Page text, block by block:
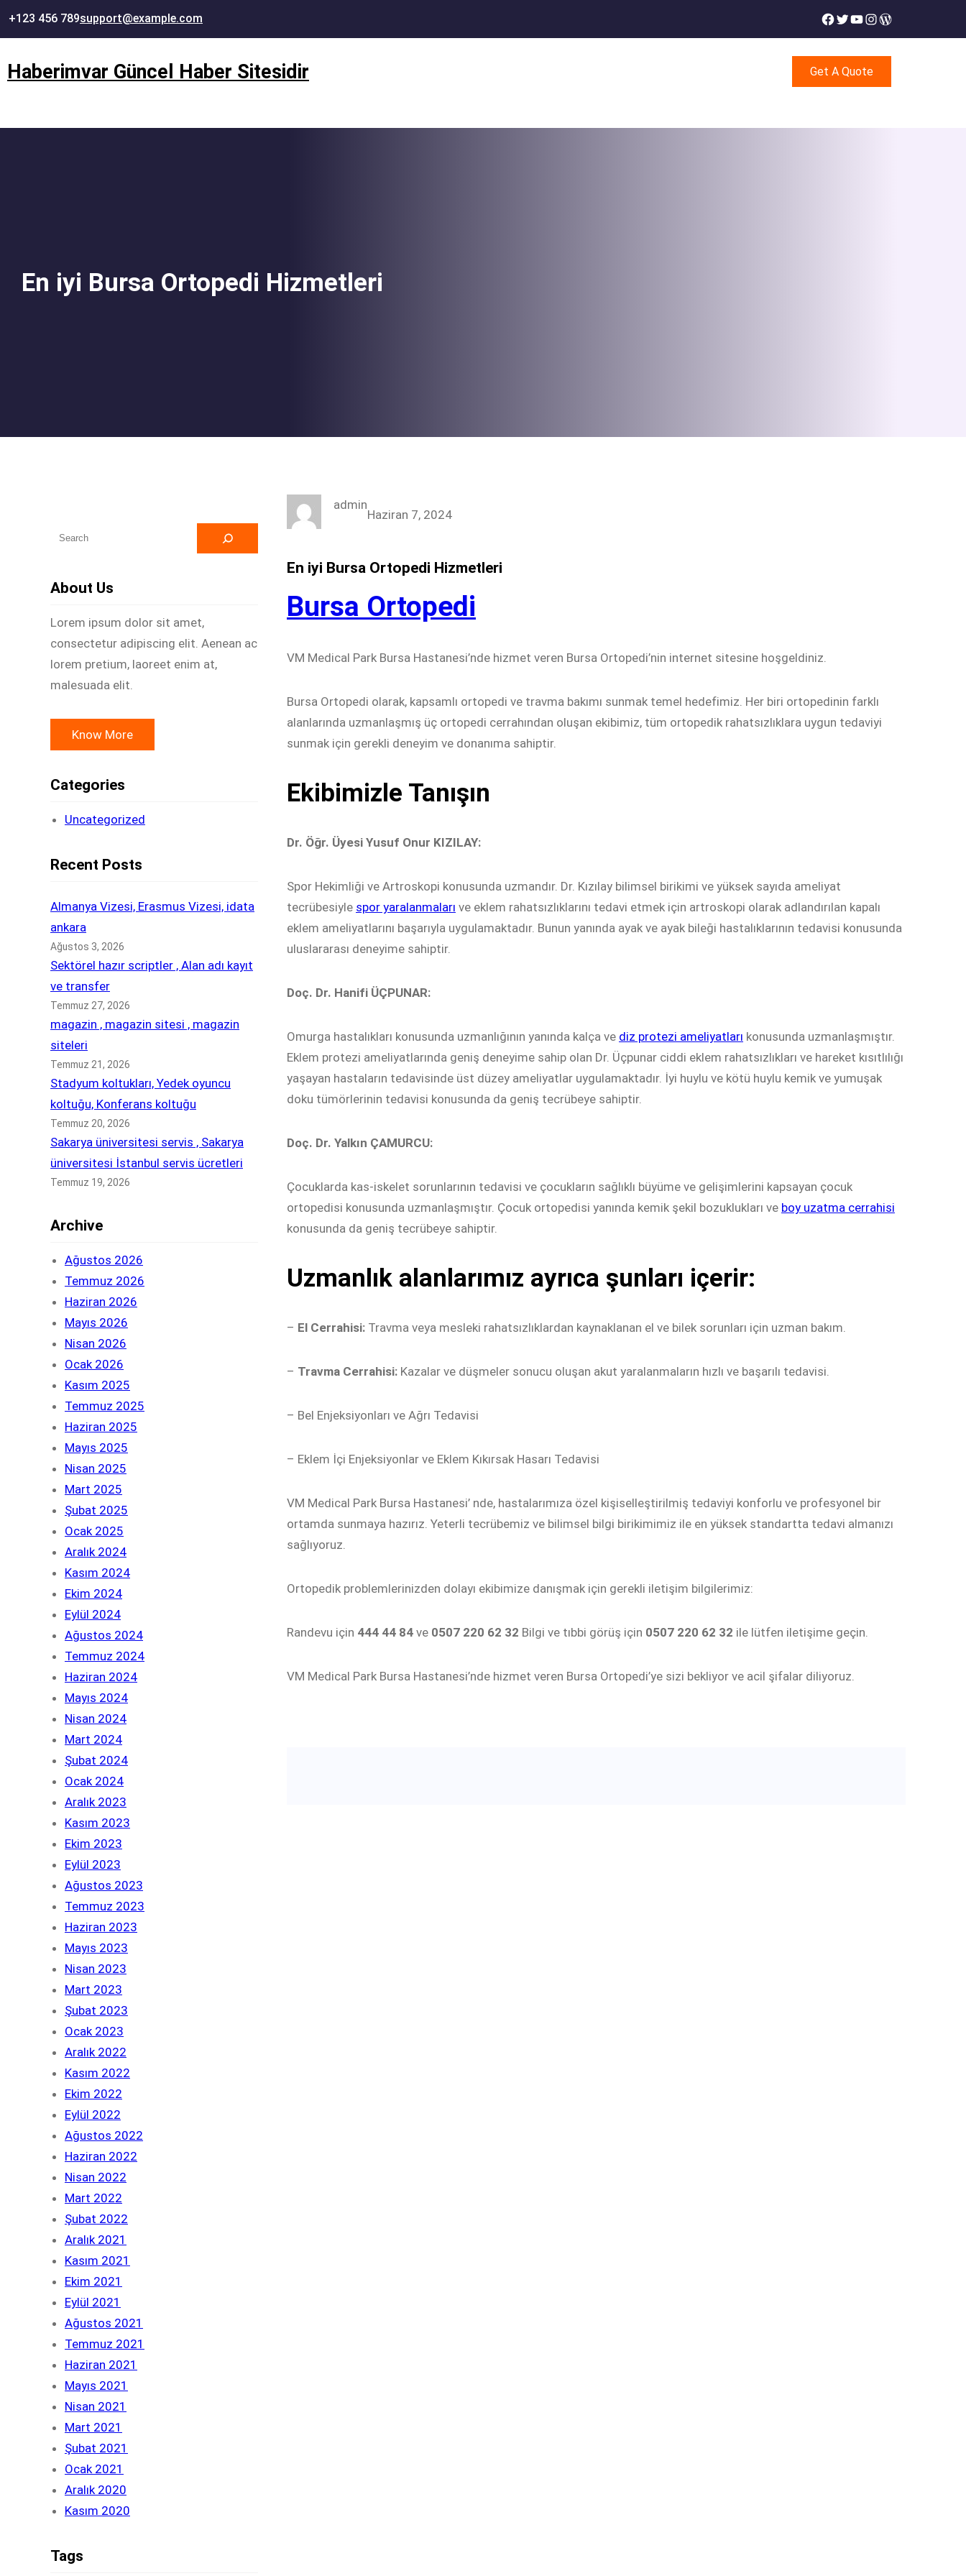
+123 456 789support@example.com Facebook
Twitter
YouTube
Instagram
WordPress
Haberimvar Güncel Haber Sitesidir Get A Quote
En iyi Bursa Ortopedi Hizmetleri
About Us
Lorem ipsum dolor sit amet,
consectetur adipiscing elit. Aenean ac
lorem pretium, laoreet enim at,
malesuada elit.
Know More
Categories
Uncategorized
Recent Posts
Almanya Vizesi, Erasmus Vizesi, idata
ankara
Ağustos 3, 2026
Sektörel hazır scriptler , Alan adı kayıt
ve transfer
Temmuz 27, 2026
magazin , magazin sitesi , magazin
siteleri
Temmuz 21, 2026
Stadyum koltukları, Yedek oyuncu
koltuğu, Konferans koltuğu
Temmuz 20, 2026
Sakarya üniversitesi servis , Sakarya
üniversitesi İstanbul servis ücretleri
Temmuz 19, 2026
Archive
Ağustos 2026
Temmuz 2026
Haziran 2026
Mayıs 2026
Nisan 2026
Ocak 2026
Kasım 2025
Temmuz 2025
Haziran 2025
Mayıs 2025
Nisan 2025
Mart 2025
Şubat 2025
Ocak 2025
Aralık 2024
Kasım 2024
Ekim 2024
Eylül 2024
Ağustos 2024
Temmuz 2024
Haziran 2024
Mayıs 2024
Nisan 2024
Mart 2024
Şubat 2024
Ocak 2024
Aralık 2023
Kasım 2023
Ekim 2023
Eylül 2023
Ağustos 2023
Temmuz 2023
Haziran 2023
Mayıs 2023
Nisan 2023
Mart 2023
Şubat 2023
Ocak 2023
Aralık 2022
Kasım 2022
Ekim 2022
Eylül 2022
Ağustos 2022
Haziran 2022
Nisan 2022
Mart 2022
Şubat 2022
Aralık 2021
Kasım 2021
Ekim 2021
Eylül 2021
Ağustos 2021
Temmuz 2021
Haziran 2021
Mayıs 2021
Nisan 2021
Mart 2021
Şubat 2021
Ocak 2021
Aralık 2020
Kasım 2020
Tags
admin
Haziran 7, 2024
En iyi Bursa Ortopedi Hizmetleri
Bursa Ortopedi
VM Medical Park Bursa Hastanesi’nde hizmet veren Bursa Ortopedi’nin internet sitesine hoşgeldiniz.
Bursa Ortopedi olarak, kapsamlı ortopedi ve travma bakımı sunmak temel hedefimiz. Her biri ortopedinin farklı
alanlarında uzmanlaşmış üç ortopedi cerrahından oluşan ekibimiz, tüm ortopedik rahatsızlıklara uygun tedaviyi
sunmak için gerekli deneyim ve donanıma sahiptir.
Ekibimizle Tanışın
Dr. Öğr. Üyesi Yusuf Onur KIZILAY:
Spor Hekimliği ve Artroskopi konusunda uzmandır. Dr. Kızılay bilimsel birikimi ve yüksek sayıda ameliyat
tecrübesiyle spor yaralanmaları ve eklem rahatsızlıklarını tedavi etmek için artroskopi olarak adlandırılan kapalı
eklem ameliyatlarını başarıyla uygulamaktadır. Bunun yanında ayak ve ayak bileği hastalıklarının tedavisi konusunda
uluslararası deneyime sahiptir.
Doç. Dr. Hanifi ÜÇPUNAR:
Omurga hastalıkları konusunda uzmanlığının yanında kalça ve diz protezi ameliyatları konusunda uzmanlaşmıştır.
Eklem protezi ameliyatlarında geniş deneyime sahip olan Dr. Üçpunar ciddi eklem rahatsızlıkları ve hareket kısıtlılığı
yaşayan hastaların tedavisinde üst düzey ameliyatlar uygulamaktadır. İyi huylu ve kötü huylu kemik ve yumuşak
doku tümörlerinin tedavisi konusunda da geniş tecrübeye sahiptir.
Doç. Dr. Yalkın ÇAMURCU:
Çocuklarda kas-iskelet sorunlarının tedavisi ve çocukların sağlıklı büyüme ve gelişimlerini kapsayan çocuk
ortopedisi konusunda uzmanlaşmıştır. Çocuk ortopedisi yanında kemik şekil bozuklukları ve boy uzatma cerrahisi
konusunda da geniş tecrübeye sahiptir.
Uzmanlık alanlarımız ayrıca şunları içerir:
– El Cerrahisi: Travma veya mesleki rahatsızlıklardan kaynaklanan el ve bilek sorunları için uzman bakım.
– Travma Cerrahisi: Kazalar ve düşmeler sonucu oluşan akut yaralanmaların hızlı ve başarılı tedavisi.
– Bel Enjeksiyonları ve Ağrı Tedavisi
– Eklem İçi Enjeksiyonlar ve Eklem Kıkırsak Hasarı Tedavisi
VM Medical Park Bursa Hastanesi’ nde, hastalarımıza özel kişiselleştirilmiş tedaviyi konforlu ve profesyonel bir
ortamda sunmaya hazırız. Yeterli tecrübemiz ve bilimsel bilgi birikimimiz ile en yüksek standartta tedavi almanızı
sağlıyoruz.
Ortopedik problemlerinizden dolayı ekibimize danışmak için gerekli iletişim bilgilerimiz:
Randevu için 444 44 84 ve 0507 220 62 32 Bilgi ve tıbbi görüş için 0507 220 62 32 ile lütfen iletişime geçin.
VM Medical Park Bursa Hastanesi’nde hizmet veren Bursa Ortopedi’ye sizi bekliyor ve acil şifalar diliyoruz.